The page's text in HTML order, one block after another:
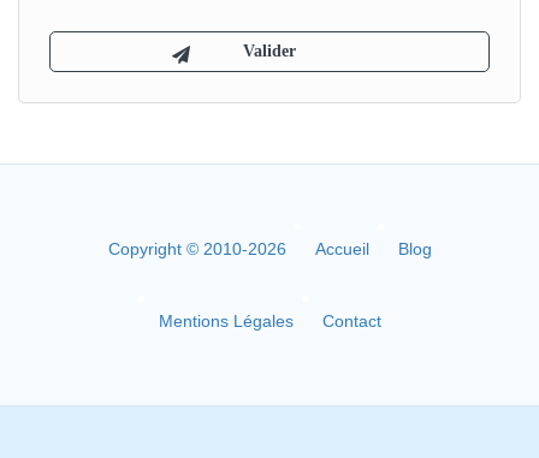
Copyright © 2010-2026 Accueil Blog
Mentions Légales Contact